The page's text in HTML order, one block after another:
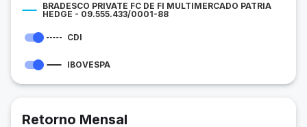
BRADESCO PRIVATE FC DE FI MULTIMERCADO PATRIA
HEDGE - 09.555.433/0001-88
CDI
IBOVESPA
Retorno Mensal